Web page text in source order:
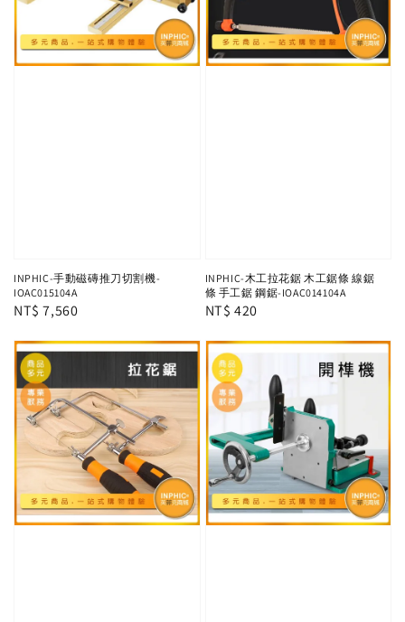
INPHIC-手動磁磚推刀切割機-
IOAC015104A
Regular
NT$ 7,560
INPHIC-木工拉花鋸 木工鋸條 線鋸
條 手工鋸 鋼鋸-IOAC014104A
Regular
NT$ 420